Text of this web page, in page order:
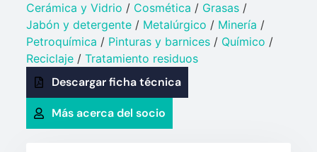
Cerámica y Vidrio​ / Cosmética / Grasas/
Jabón y detergente​/ Metalúrgico / Minería /
Petroquímica​ / Pinturas y barnices​/ Químico​ /
Reciclaje/ Tratamiento residuos
Descargar ficha técnica
Más acerca del socio